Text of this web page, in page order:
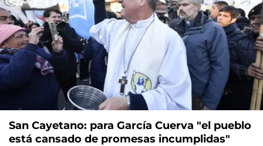
San Cayetano: para García Cuerva "el pueblo
está cansado de promesas incumplidas"